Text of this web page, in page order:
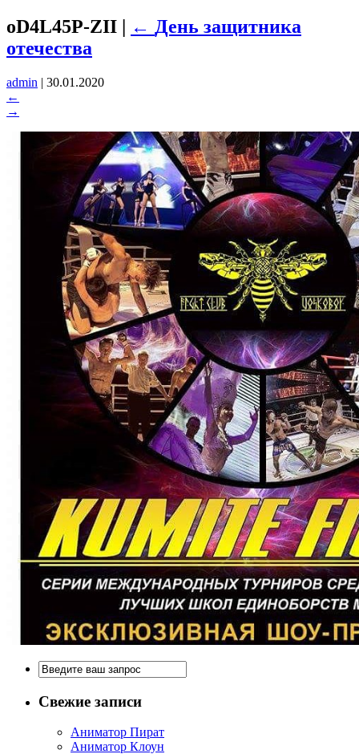
oD4L45P-ZII | ← День защитника
отечества
admin | 30.01.2020
←
→
Свежие записи
Аниматор Пират
Аниматор Клоун